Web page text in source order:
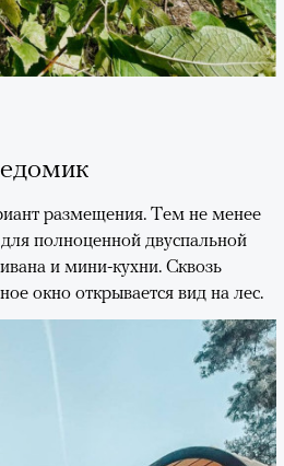
размещения. Тем не менее
полноценной двуспальной
и мини-кухни. Сквозь
окно открывается вид на лес.